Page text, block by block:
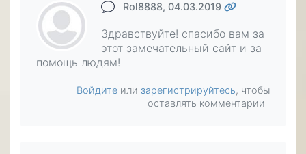
Rol8888, 04.03.2019
Здравствуйте! спасибо вам за
этот замечательный сайт и за
помощь людям!
Войдите или зарегистрируйтесь, чтобы
оставлять комментарии